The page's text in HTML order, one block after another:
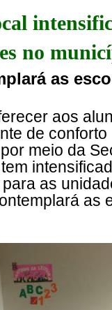
no
as
aos
de
meio da
as
as